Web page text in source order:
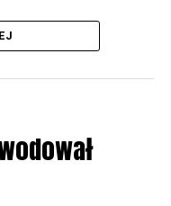
i zrównoważona
Wolin, Parafia